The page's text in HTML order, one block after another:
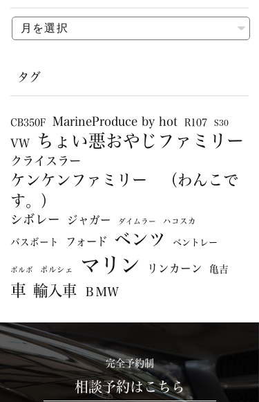
タグ
CB350F MarineProduce by hot R107 S30
VW ちょい悪おやじファミリー
クライスラー
ケンケンファミリー （わんこで
す。）
シボレー ジャガー ダイムラー ハコスカ
バスボート フォード ベンツ ベントレー
ボルボ ポルシェ マリン リンカーン 亀吉
車 輸入車 ＢＭＷ
完全予約制
相談予約はこちら